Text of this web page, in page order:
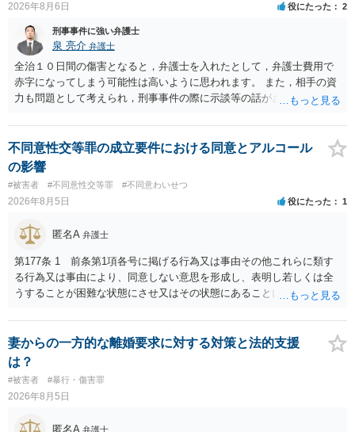
2026年8月6日 役にたった 2
刑事事件に強い弁護士
泉 亮介 弁護士
全治１０日間の傷害となると，弁護士を入れたとして，弁護士費用で
赤字になってしまう可能性は高いように思われます。 また，相手の資
力も問題として考えられ，刑事事件の際に示談等の話がされなかった
う。
不同意性交等罪の成立要件における同意とアルコール
の影響
#被害者 #不同意性交等罪 #不同意わいせつ
2026年8月5日 役にたった 1
匿名A 弁護士
第177条 1 前条第1項各号に掲げる行為又は事由その他これらに類す
る行為又は事由により、同意しない意思を形成し、表明し若しくは全
うすることが困難な状態にさせ又はその状態にあることに乗じて、性
く。）若しくは物を挿入する行為であってわいせつなもの（以下この
条及び第179条第2項において「性交等」という。）をした者は、婚姻
関係の有無にかかわらず、5年以上の有期拘禁刑に処する。 第176条 1
次に掲げる行為又は事由その他これらに類する行為又は事由により、
同意しない意思を形成し、表明し若しくは全うすることが困難な状態
にさせ又はその状態にあることに乗じて、わいせつな行為をした者
は、婚姻関係の有無にかかわらず、6月以上10年以下の拘禁刑に処す
妻からの一方的な離婚要求に対する対策と法的支援
は？
#被害者 #暴行・傷害罪
2026年8月5日
匿名A 弁護士